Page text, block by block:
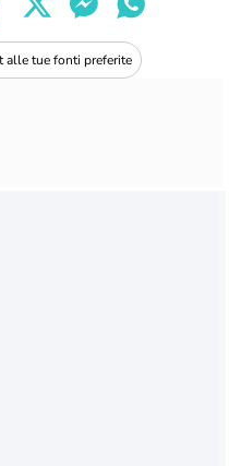
alle tue fonti preferite